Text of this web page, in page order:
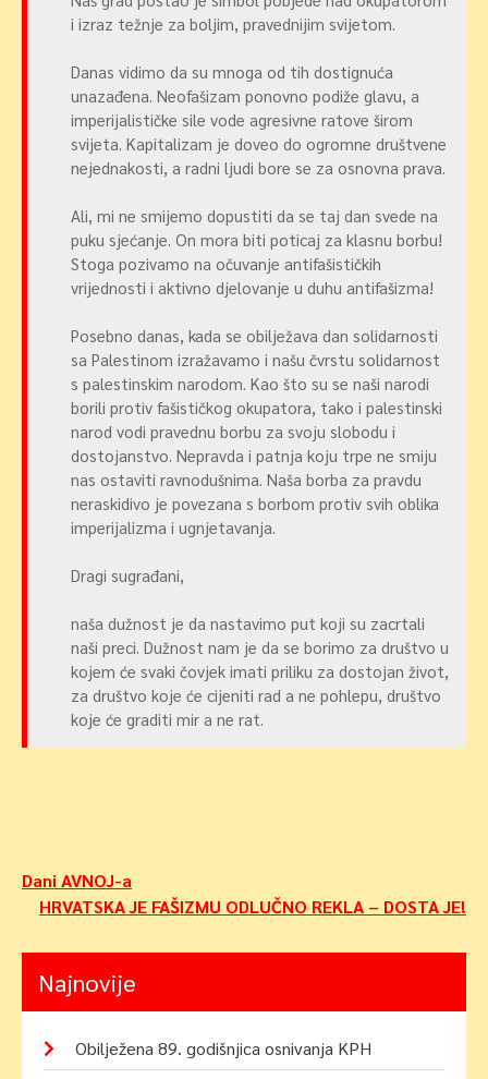
i izraz težnje za boljim, pravednijim svijetom.
Danas vidimo da su mnoga od tih dostignuća
unazađena. Neofašizam ponovno podiže glavu, a
imperijalističke sile vode agresivne ratove širom
svijeta. Kapitalizam je doveo do ogromne društvene
nejednakosti, a radni ljudi bore se za osnovna prava.
Ali, mi ne smijemo dopustiti da se taj dan svede na
puku sjećanje. On mora biti poticaj za klasnu borbu!
Stoga pozivamo na očuvanje antifašističkih
vrijednosti i aktivno djelovanje u duhu antifašizma!
Posebno danas, kada se obilježava dan solidarnosti
sa Palestinom izražavamo i našu čvrstu solidarnost
s palestinskim narodom. Kao što su se naši narodi
borili protiv fašističkog okupatora, tako i palestinski
narod vodi pravednu borbu za svoju slobodu i
dostojanstvo. Nepravda i patnja koju trpe ne smiju
nas ostaviti ravnodušnima. Naša borba za pravdu
neraskidivo je povezana s borbom protiv svih oblika
imperijalizma i ugnjetavanja.
Dragi sugrađani,
naša dužnost je da nastavimo put koji su zacrtali
naši preci. Dužnost nam je da se borimo za društvo u
kojem će svaki čovjek imati priliku za dostojan život,
za društvo koje će cijeniti rad a ne pohlepu, društvo
koje će graditi mir a ne rat.
Navigacija
objava
Dani AVNOJ-a
HRVATSKA JE FAŠIZMU ODLUČNO REKLA – DOSTA JE!
Najnovije
Obilježena 89. godišnjica osnivanja KPH